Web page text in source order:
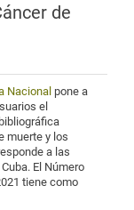
de
Nacional pone a
el
muerte y los
a las
El Número
tiene como